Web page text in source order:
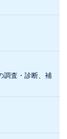
調査・診断、補